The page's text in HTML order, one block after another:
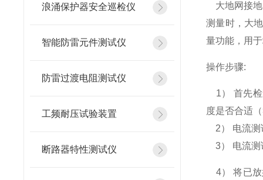
浪涌保护器安全巡检仪
智能防雷元件测试仪
防雷过渡电阻测试仪
工频耐压试验装置
断路器特性测试仪
大地网接地
测量时，大
量功能，用
操作步骤:
1） 首先检
度是否合适
2） 电流测
3） 电流测
4） 将已放